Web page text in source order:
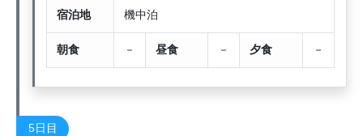
宿泊地 機中泊
朝食 － 昼食 － 夕食 －
5日目